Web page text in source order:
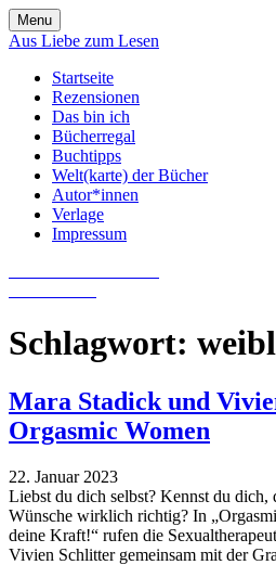
Skip
to
Menu
Aus Liebe zum Lesen
Startseite
Rezensionen
Das bin ich
Bücherregal
Buchtipps
Welt(karte) der Bücher
Autor*innen
Verlage
Impressum
Schlagwort:
Mara Stadick und
Orgasmic Women
22. Januar 2023
Liebst du dich selbst? Kennst du dich,
Wünsche wirklich richtig? In
deine Kraft!“ rufen die
Vivien Schlitter gemeinsam mit der